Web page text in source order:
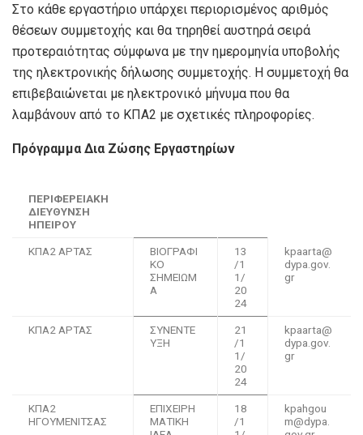
Στο κάθε εργαστήριο υπάρχει περιορισμένος αριθμός
θέσεων συμμετοχής και θα τηρηθεί αυστηρά σειρά
προτεραιότητας σύμφωνα με την ημερομηνία υποβολής
της ηλεκτρονικής δήλωσης συμμετοχής. Η συμμετοχή θα
επιβεβαιώνεται με ηλεκτρονικό μήνυμα που θα
λαμβάνουν από το ΚΠΑ2 με σχετικές πληροφορίες.
Πρόγραμμα Δια Ζώσης Εργαστηρίων
ΠΕΡΙΦΕΡΕΙΑΚΗ
ΔΙΕΥΘΥΝΣΗ
ΗΠΕΙΡΟΥ
ΚΠΑ2 ΑΡΤΑΣ
ΒΙΟΓΡΑΦΙ
ΚΟ
ΣΗΜΕΙΩΜ
Α
13
/1
1/
20
24
kpaarta@
dypa.gov.
gr
ΚΠΑ2 ΑΡΤΑΣ
ΣΥΝΕΝΤΕ
ΥΞΗ
21
/1
1/
20
24
kpaarta@
dypa.gov.
gr
ΚΠΑ2
ΗΓΟΥΜΕΝΙΤΣΑΣ
ΕΠΙΧΕΙΡΗ
ΜΑΤΙΚΗ
18
/1
kpahgou
m@dypa.